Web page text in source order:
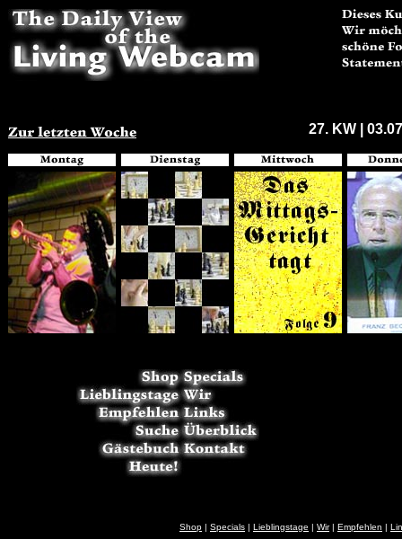
27. KW |
Shop | Specials | Lieblingstage | Wir| Empfehlen |